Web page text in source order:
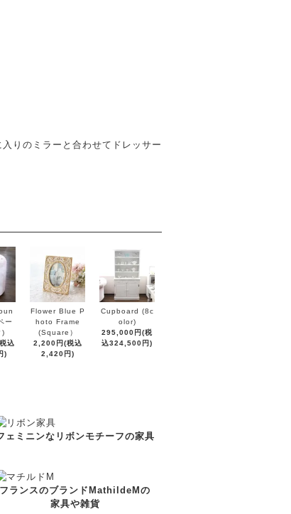
りのミラーと合わせてドレッサー
ー
)
込
)
Flower Blue P
hoto Frame
(Square）
2,200円(税込
2,420円)
Cupboard (8c
olor)
295,000円(税
込324,500円)
ェミニンなリボンモチーフの家具
フランスのブランドMathildeMの
家具や雑貨